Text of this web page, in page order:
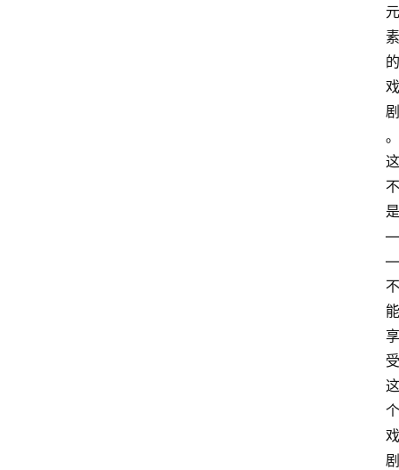
元
素
的
戏
剧
。
这
不
是
—
—
不
能
享
受
这
个
戏
剧